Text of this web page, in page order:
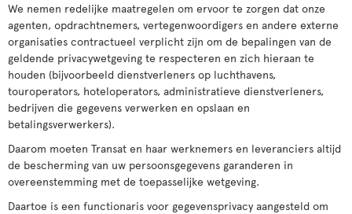
We nemen redelijke maatregelen om ervoor te zorgen dat onze
agenten, opdrachtnemers, vertegenwoordigers en andere externe
organisaties contractueel verplicht zijn om de bepalingen van de
geldende privacywetgeving te respecteren en zich hieraan te
houden (bijvoorbeeld dienstverleners op luchthavens,
touroperators, hoteloperators, administratieve dienstverleners,
bedrijven die gegevens verwerken en opslaan en
betalingsverwerkers).
Daarom moeten Transat en haar werknemers en leveranciers altijd
de bescherming van uw persoonsgegevens garanderen in
overeenstemming met de toepasselijke wetgeving.
Daartoe is een functionaris voor gegevensprivacy aangesteld om